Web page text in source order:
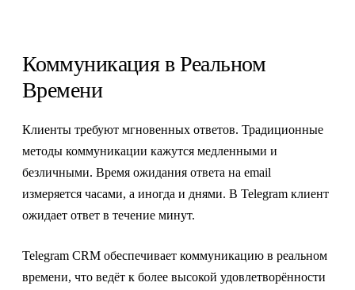
Коммуникация в Реальном
Времени
Клиенты требуют мгновенных ответов. Традиционные
методы коммуникации кажутся медленными и
безличными. Время ожидания ответа на email
измеряется часами, а иногда и днями. В Telegram клиент
ожидает ответ в течение минут.
Telegram CRM обеспечивает коммуникацию в реальном
времени, что ведёт к более высокой удовлетворённости